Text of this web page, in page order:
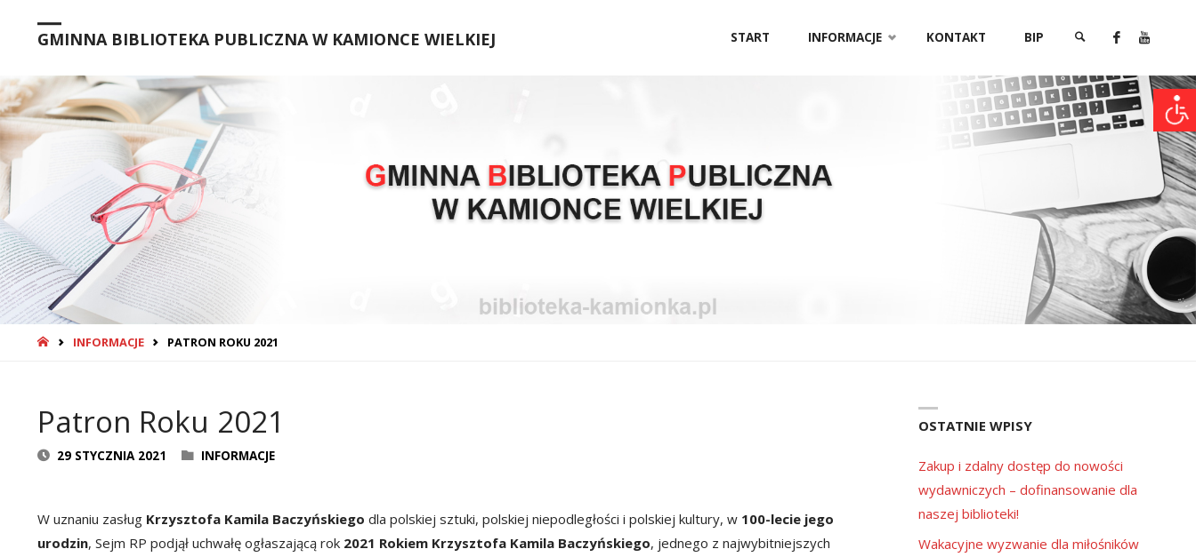
GMINNA BIBLIOTEKA PUBLICZNA W KAMIONCE WIELKIEJ START INFORMACJE KONTAKT BIP
SZUKAJ
STRONA
INFORMACJE PATRON ROKU 2021
Patron Roku 2021
29 STYCZNIA 2021 INFORMACJE
W uznaniu zasług Krzysztofa Kamila Baczyńskiego dla polskiej sztuki, polskiej niepodległości i polskiej kultury, w 100-lecie jego
urodzin, Sejm RP podjął uchwałę ogłaszającą rok 2021 Rokiem Krzysztofa Kamila Baczyńskiego, jednego z najwybitniejszych
OSTATNIE WPISY
Zakup i zdalny dostęp do nowości
wydawniczych – dofinansowanie dla
naszej biblioteki!
Wakacyjne wyzwanie dla miłośników